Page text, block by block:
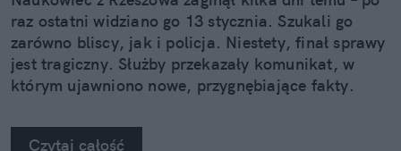
raz ostatni widziano go 13 stycznia. Szukali go
zarówno bliscy, jak i policja. Niestety, finał sprawy
jest tragiczny. Służby przekazały komunikat, w
którym ujawniono nowe, przygnębiające fakty.
Czytaj całość